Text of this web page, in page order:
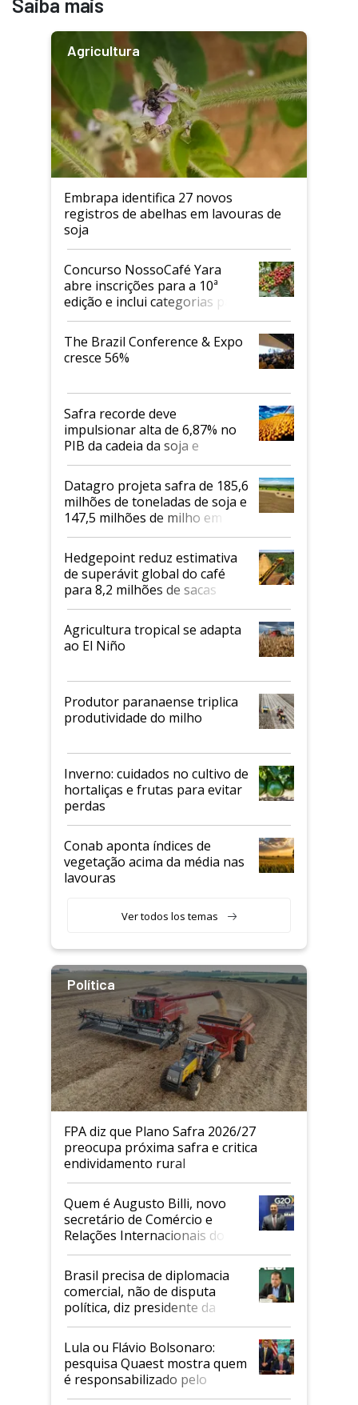
Saiba mais
Agricultura
Embrapa identifica 27 novos
registros de abelhas em lavouras de
soja
Concurso NossoCafé Yara
abre inscrições para a 10ª
edição e inclui categorias para
cafés Canephora
The Brazil Conference & Expo
cresce 56%
Safra recorde deve
impulsionar alta de 6,87% no
PIB da cadeia da soja e
biodiesel em 2026
Datagro projeta safra de 185,6
milhões de toneladas de soja e
147,5 milhões de milho em
2026/27
Hedgepoint reduz estimativa
de superávit global do café
para 8,2 milhões de sacas
Agricultura tropical se adapta
ao El Niño
Produtor paranaense triplica
produtividade do milho
Inverno: cuidados no cultivo de
hortaliças e frutas para evitar
perdas
Conab aponta índices de
vegetação acima da média nas
lavouras
Ver todos los temas
Política
FPA diz que Plano Safra 2026/27
preocupa próxima safra e critica
endividamento rural
Quem é Augusto Billi, novo
secretário de Comércio e
Relações Internacionais do
Mapa
Brasil precisa de diplomacia
comercial, não de disputa
política, diz presidente da
Faesp
Lula ou Flávio Bolsonaro:
pesquisa Quaest mostra quem
é responsabilizado pelo
tarifaço dos EUA